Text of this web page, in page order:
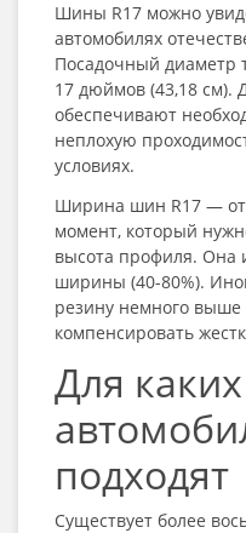
Шины R17 можно
автомобилях
Посадочный диаметр
17 дюймов (43,18 см).
обеспечивают
неплохую
условиях.
Ширина шин R17 — от
момент, который
высота профиля. Она
ширины (40-80%).
резину немного выше
компенсировать
Для каких
подходят
Существует более